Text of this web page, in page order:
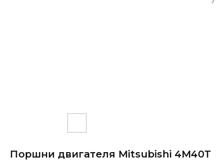
Поршни двигателя Mitsubishi 4M40T